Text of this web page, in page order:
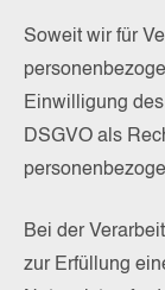
Soweit wir für
Einwilligung
DSGVO als
Bei der
zur Erfüllung